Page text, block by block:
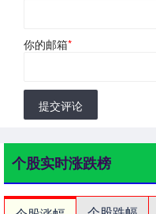
你的邮箱*
提交评论
个股实时涨跌榜